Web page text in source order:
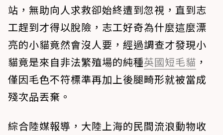
站，無助向人求救卻始終遭到忽視，直到志
工趕到才得以脫險，志工好奇為什麼這麼漂
亮的小貓竟然會沒人要，經過調查才發現小
貓竟是來自非法繁殖場的純種英國短毛貓 ，
僅因毛色不符標準再加上後腿畸形就被當成
殘次品丟棄。
綜合陸媒報導，大陸上海的民間流浪動物收